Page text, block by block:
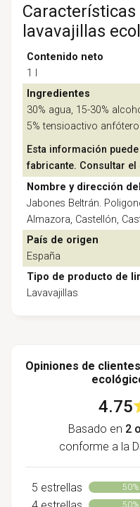
lavavajillas
Contenido neto
1 l
Ingredientes
30% agua, 15-30%
5% tensioactivo anfótero
Esta información
fabricante. Consultar
Nombre y dirección
Jabones Beltrán.
Almazora, Castellón,
País de origen
España
Tipo de producto de
Lavavajillas
Opiniones de
4.75
Basado en 2
conforme a la
5 estrellas 50%
50%